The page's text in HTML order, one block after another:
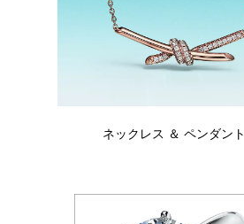
ネックレス ＆ ペンダント